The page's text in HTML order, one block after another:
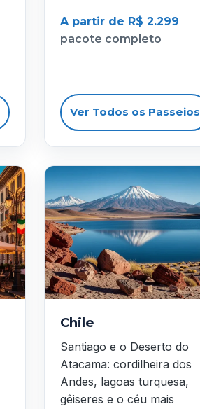
A partir de R$ 2.299
pacote completo
Ver Todos os Passeios
Chile
Santiago e o Deserto do
Atacama: cordilheira dos
Andes, lagoas turquesa,
gêiseres e o céu mais